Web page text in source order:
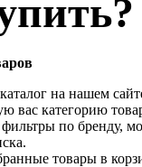
на нашем
вас категорию
по бренду,
товары в